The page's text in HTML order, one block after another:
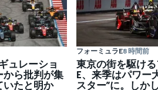
ュレーショ
から批判が集
いたと明か
フォーミュラE8 時間前
東京の街を駆け
E、来季はパワー
スター”に。しか